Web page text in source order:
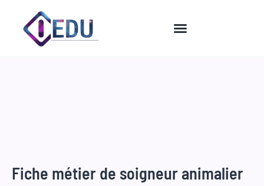
contenu
Fiche métier de soigneur animalier